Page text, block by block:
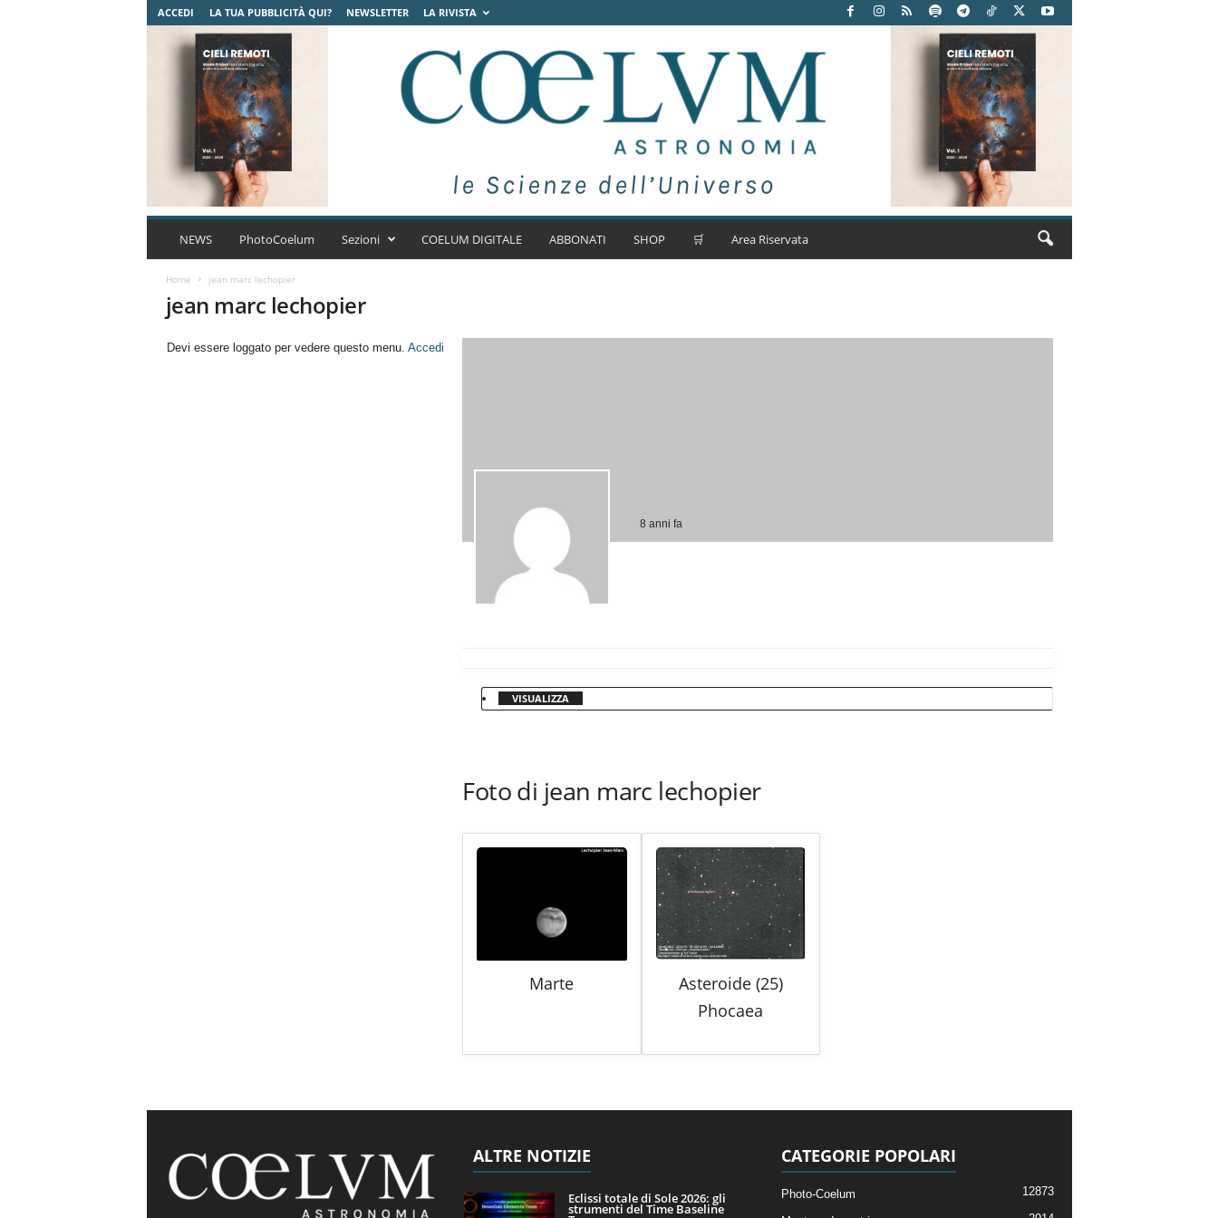
ACCEDI LA TUA PUBBLICITÀ QUI? NEWSLETTER LA RIVISTA
C
m
s
NEWS PhotoCoelum Sezioni COELUM DIGITALE ABBONATI SHOP 🛒 Area Riservata
Home jean marc lechopier
jean marc lechopier
Devi essere loggato per vedere questo menu. Accedi
8 anni fa
VISUALIZZA
Foto di jean marc lechopier
Marte
Asteroide (25)
Phocaea
ALTRE NOTIZIE
Eclissi totale di Sole 2026: gli
strumenti del Time Baseline
CATEGORIE POPOLARI
Photo-Coelum 12873